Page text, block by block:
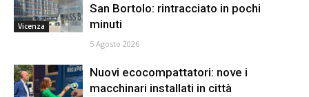
Vicenza
San Bortolo: rintracciato in pochi
minuti
5 Agosto 2026
Nuovi ecocompattatori: nove i
macchinari installati in città